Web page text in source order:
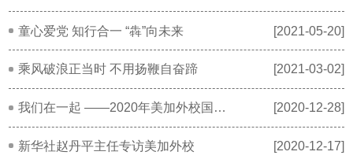
童心爱党 知行合一 “犇”向未来 [2021-05-20]
乘风破浪正当时 不用扬鞭自奋蹄 [2021-03-02]
我们在一起 ——2020年美加外校国学班Party [2020-12-28]
新华社赵丹平主任专访美加外校 [2020-12-17]